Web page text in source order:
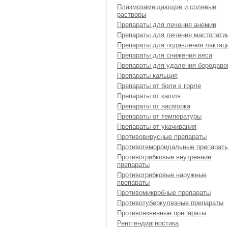
Плазмозамещающие и солевые
растворы
Препараты для лечения анемии
Препараты для лечения
Препараты для подавления
Препараты для снижения веса
Препараты для удаления
Препараты кальция
Препараты от боли в горле
Препараты от кашля
Препараты от насморка
Препараты от температуры
Препараты от укачивания
Противовирусные препараты
Противогемороидальные
Противогрибковые внутренние
препараты
Противогрибковые наружные
препараты
Противомикробные препараты
Противотуберкулезные препараты
Противоязвенные препараты
Рентгендиагностика